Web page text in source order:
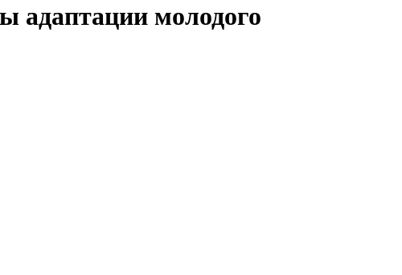
адаптации молодого